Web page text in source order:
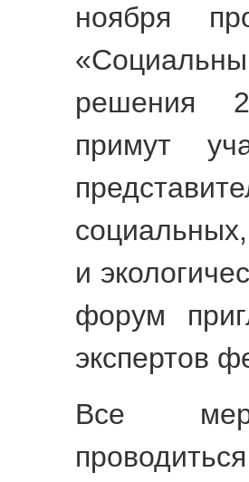
ноября
решения
примут
и
форум
экспертов
Все